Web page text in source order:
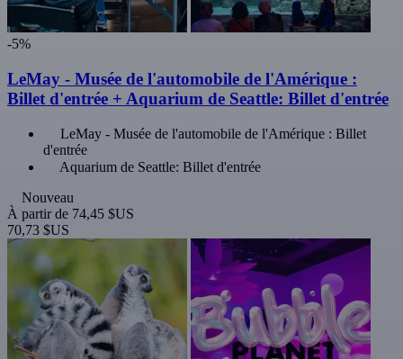
-5%
LeMay - Musée de l'automobile de l'Amérique :
Billet d'entrée + Aquarium de Seattle: Billet d'entrée
LeMay - Musée de l'automobile de l'Amérique : Billet
d'entrée
Aquarium de Seattle: Billet d'entrée
Nouveau
À partir de 74,45 $US
70,73 $US